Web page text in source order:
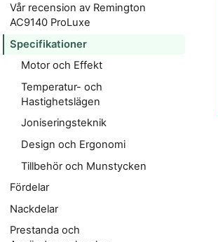
Vår recension av Remington
AC9140 ProLuxe
Specifikationer
Motor och Effekt
Temperatur- och
Hastighetslägen
Joniseringsteknik
Design och Ergonomi
Tillbehör och Munstycken
Fördelar
Nackdelar
Prestanda och